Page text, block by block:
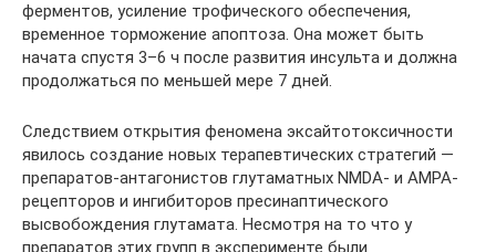
ферментов, усиление трофического обеспечения,
временное торможение апоптоза. Она может быть
начата спустя 3–6 ч после развития инсульта и должна
продолжаться по меньшей мере 7 дней.
Следствием открытия феномена эксайтотоксичности
явилось создание новых терапевтических стратегий —
препаратов-антагонистов глутаматных NMDA- и AMPA-
рецепторов и ингибиторов пресинаптического
высвобождения глутамата. Несмотря на то что у
препаратов этих групп в эксперименте были